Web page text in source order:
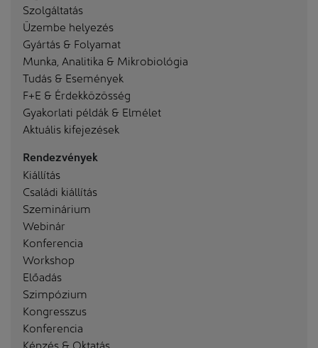
Szolgáltatás
Üzembe helyezés
Gyártás & Folyamat
Munka, Analitika & Mikrobiológia
Tudás & Események
F+E & Érdekközösség
Gyakorlati példák & Elmélet
Aktuális kifejezések
Rendezvények
Kiállítás
Családi kiállítás
Szeminárium
Webinár
Konferencia
Workshop
Előadás
Szimpózium
Kongresszus
Konferencia
Képzés & Oktatás